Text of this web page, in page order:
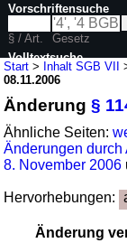
Start > Inhalt SGB VII
08.11.2006
Änderung§
Ähnliche Seiten:
Änderungen durch
8. November 2006
Hervorhebungen:
Änderung
Vorschriftensuche
§ / Art.
Gesetz
Volltextsuche